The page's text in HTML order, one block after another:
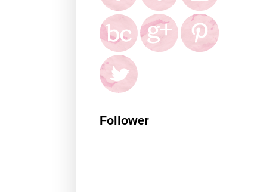
Follower